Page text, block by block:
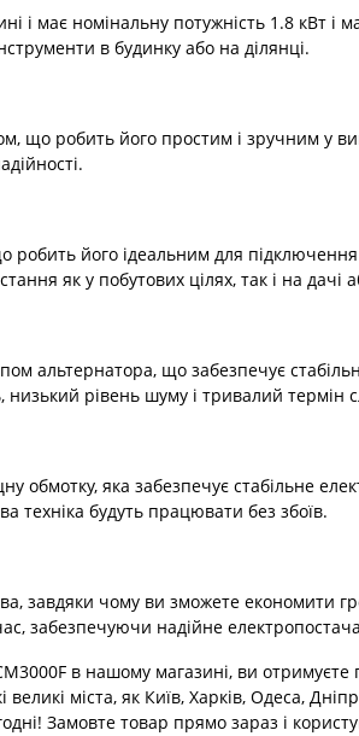
і має номінальну потужність 1.8 кВт і
в будинку або на ділянці.
що робить його простим і зручним у
його ідеальним для
як у побутових цілях, так і на дачі
альтернатора, що забезпечує
рівень шуму і тривалий термін
обмотку, яка забезпечує стабільне
техніка будуть працювати без збоїв.
завдяки чому ви зможете економити
забезпечуючи надійне
в нашому магазині, ви отримуєте
міста, як Київ, Харків, Одеса,
Замовте товар прямо зараз і